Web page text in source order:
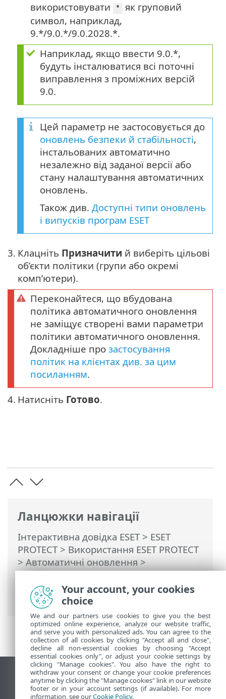
Ланцюжки навігації
Інтерактивна довідка ESET> ESET
PROTECT> Використання ESET PROTECT
> Автоматичні оновлення>
Автоматичне оновлення програм ESET
для захисту> Налаштування
автоматичних оновлень програм
використовувати
*
як груповий
символ, наприклад,
9.*/9.0.*/9.0.2028.*.
Наприклад, якщо ввести 9.0.*,
будуть інсталюватися всі поточні
виправлення з проміжних версій
9.0.
Цей параметр не застосовується до
оновлень безпеки й стабільності,
інстальованих автоматично
незалежно від заданої версії або
стану налаштування автоматичних
оновлень.
Також див. Доступні типи оновлень
і випусків програм ESET
3. Клацніть Призначити й виберіть цільові
об’єкти політики (групи або окремі
комп’ютери).
Переконайтеся, що вбудована
політика автоматичного оновлення
не заміщує створені вами параметри
політики автоматичного оновлення.
Докладніше про застосування
політик на клієнтах див. за цим
посиланням.
4. Натисніть Готово.
Переглянути повну версію
End of Life
Your account, your cookies
choice
We and our partners use cookies to give you the best
optimized online experience, analyze our website traffic,
and serve you with personalized ads. You can agree to the
collection of all cookies by clicking "Accept all and close",
decline all non-essential cookies by choosing "Accept
essential cookies only", or adjust your cookie settings by
clicking "Manage cookies". You also have the right to
withdraw your consent or change your cookie preferences
anytime by clicking the "Manage cookies" link in our website
footer or in your account settings (if available). For more
information, see ourCookie Policy.